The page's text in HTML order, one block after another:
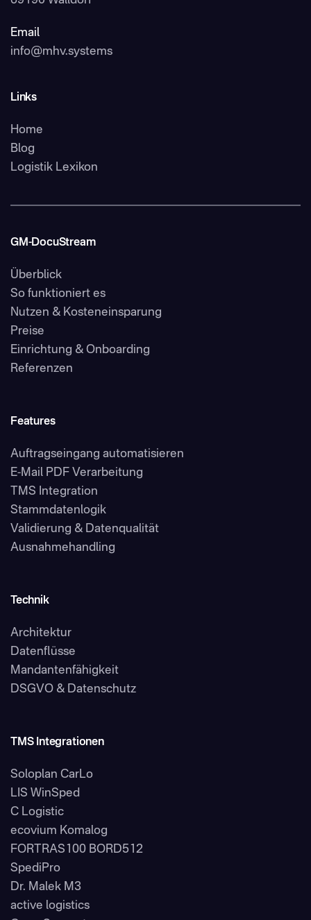
Email
info@mhv.systems
Links
Home
Blog
Logistik Lexikon
GM-DocuStream
Überblick
So funktioniert es
Nutzen & Kosteneinsparung
Preise
Einrichtung & Onboarding
Referenzen
Features
Auftragseingang automatisieren
E-Mail PDF Verarbeitung
TMS Integration
Stammdatenlogik
Validierung & Datenqualität
Ausnahmehandling
Technik
Architektur
Datenflüsse
Mandantenfähigkeit
DSGVO & Datenschutz
TMS Integrationen
Soloplan CarLo
LIS WinSped
C Logistic
ecovium Komalog
FORTRAS100 BORD512
SpediPro
Dr. Malek M3
active logistics